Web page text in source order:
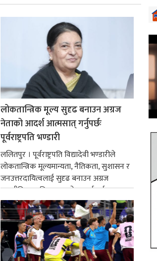
लोकतान्त्रिक मूल्य सुदृढ बनाउन अग्रज
नेताको आदर्श आत्मसात् गर्नुपर्छः
पूर्वराष्ट्रपति भण्डारी
ललितपुर । पूर्वराष्ट्रपति विद्यादेवी भण्डारीले
लोकतान्त्रिक मूल्यमान्यता, नैतिकता, सुशासन र
जनउत्तरदायित्वलाई सुदृढ बनाउन अग्रज
राजनीतिक व्यक्तित्वहरूको आदर्शलाई आत्मसात्
गर्न आवश्यक...